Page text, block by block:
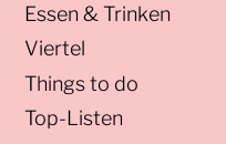
Essen & Trinken
Viertel
Things to do
Top-Listen